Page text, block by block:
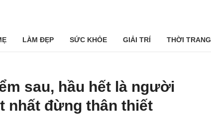
LÀM ĐẸP SỨC KHỎE GIẢI TRÍ THỜI TRANG
sau, hầu hết là người
nhất đừng thân thiết